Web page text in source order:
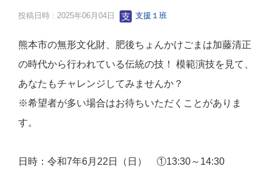
投稿日時 : 2025年06月04日 支援１班
熊本市の無形文化財、肥後ちょんかけごまは加藤清正
の時代から行われている伝統の技！ 模範演技を見て、
あなたもチャレンジしてみませんか？
※希望者が多い場合はお待ちいただくことがありま
す。
日時：令和7年6月22日（日） ①13:30～14:30